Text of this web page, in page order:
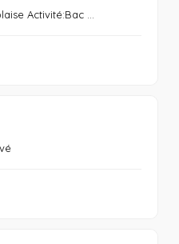
Activité:Bac ...